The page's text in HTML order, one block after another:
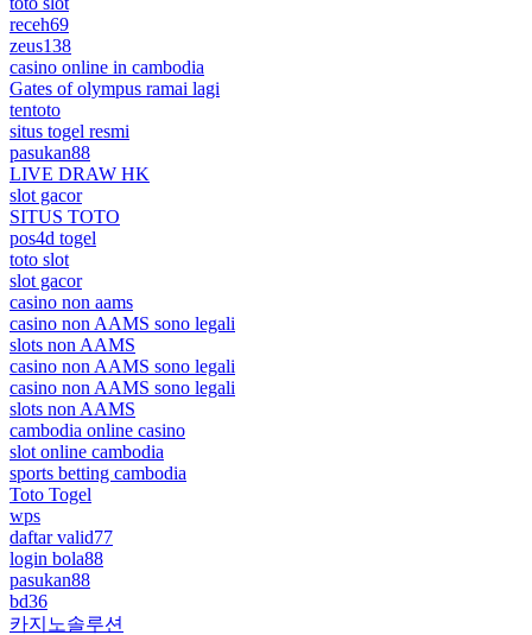
receh69
zeus138
casino online in cambodia
Gates of olympus ramai lagi
tentoto
situs togel resmi
pasukan88
LIVE DRAW HK
slot gacor
SITUS TOTO
pos4d togel
toto slot
slot gacor
casino non aams
casino non AAMS sono legali
slots non AAMS
casino non AAMS sono legali
casino non AAMS sono legali
slots non AAMS
cambodia online casino
slot online cambodia
sports betting cambodia
Toto Togel
wps
daftar valid77
login bola88
pasukan88
bd36
카지노솔루션